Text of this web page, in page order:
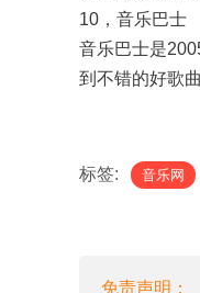
10，音乐巴士
音乐巴士是
到不错的好歌曲
标签: 音乐网
免责声明：